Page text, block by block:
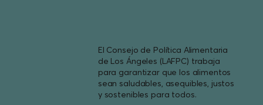
El Consejo de Política Alimentaria
de Los Ángeles (LAFPC) trabaja
para garantizar que los alimentos
sean saludables, asequibles, justos
y sostenibles para todos.